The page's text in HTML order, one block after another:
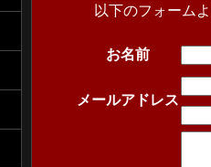
以下のフォーム
お名前
メールアドレス